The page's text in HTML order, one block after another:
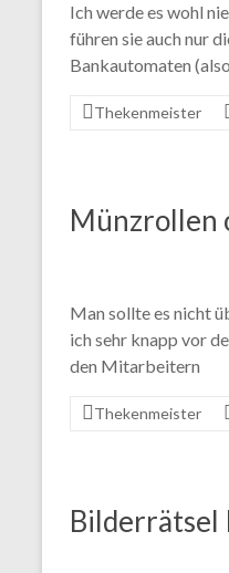
Ich werde es wohl
führen sie auch nur
Bankautomaten
Thekenmeister
Münzrollen
Man sollte es nicht
ich sehr knapp vor
den Mitarbeitern
Thekenmeister
Bilderrätsel